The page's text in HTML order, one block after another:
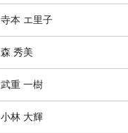
寺本 エ里子
森 秀美
武重 一樹
小林 大輝